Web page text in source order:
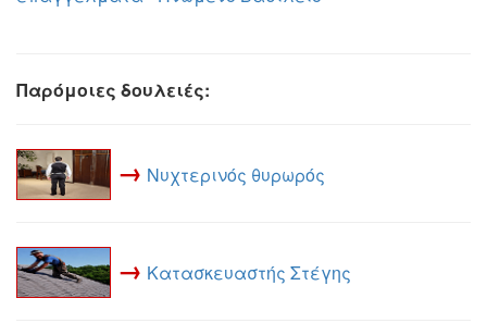
Παρόμοιες δουλειές:
→ Νυχτερινός θυρωρός
→ Κατασκευαστής Στέγης